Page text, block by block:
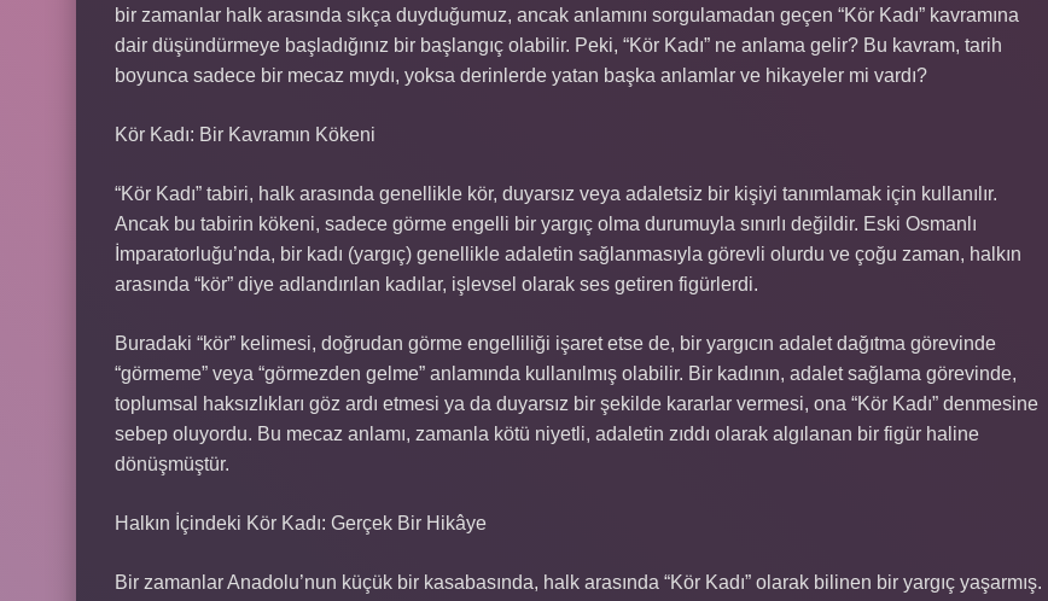
bir zamanlar halk arasında sıkça duyduğumuz, ancak anlamını sorgulamadan geçen “Kör Kadı” kavramına
dair düşündürmeye başladığınız bir başlangıç olabilir. Peki, “Kör Kadı” ne anlama gelir? Bu kavram, tarih
boyunca sadece bir mecaz mıydı, yoksa derinlerde yatan başka anlamlar ve hikayeler mi vardı?
Kör Kadı: Bir Kavramın Kökeni
“Kör Kadı” tabiri, halk arasında genellikle kör, duyarsız veya adaletsiz bir kişiyi tanımlamak için kullanılır.
Ancak bu tabirin kökeni, sadece görme engelli bir yargıç olma durumuyla sınırlı değildir. Eski Osmanlı
İmparatorluğu’nda, bir kadı (yargıç) genellikle adaletin sağlanmasıyla görevli olurdu ve çoğu zaman, halkın
arasında “kör” diye adlandırılan kadılar, işlevsel olarak ses getiren figürlerdi.
Buradaki “kör” kelimesi, doğrudan görme engelliliği işaret etse de, bir yargıcın adalet dağıtma görevinde
“görmeme” veya “görmezden gelme” anlamında kullanılmış olabilir. Bir kadının, adalet sağlama görevinde,
toplumsal haksızlıkları göz ardı etmesi ya da duyarsız bir şekilde kararlar vermesi, ona “Kör Kadı” denmesine
sebep oluyordu. Bu mecaz anlamı, zamanla kötü niyetli, adaletin zıddı olarak algılanan bir figür haline
dönüşmüştür.
Halkın İçindeki Kör Kadı: Gerçek Bir Hikâye
Bir zamanlar Anadolu’nun küçük bir kasabasında, halk arasında “Kör Kadı” olarak bilinen bir yargıç yaşarmış.